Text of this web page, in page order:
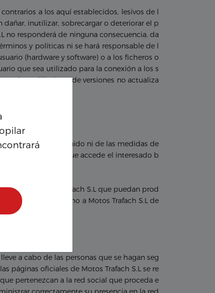
a los aquí establecidos, lesivos de l
dañar, inutilizar, sobrecargar o deteriorar el p
responderá de ninguna consecuencia, da
y políticas ni se hará responsable de l
(hardware y software) o a los ficheros o
que sea utilizado para la conexión a los s
o (iii) el uso de versiones no actualiza
ni del contenido ni de las medidas de
Web, sitios a los que accede el interesado b
Web de Motos Trafach S.L que puedan prod
asimismo a Motos Trafach S.L de
a cabo de las personas que se hagan seg
páginas oficiales de Motos Trafach S.L se re
pertenezcan a la red social que proceda e
Google analytics cookies
Rechazar